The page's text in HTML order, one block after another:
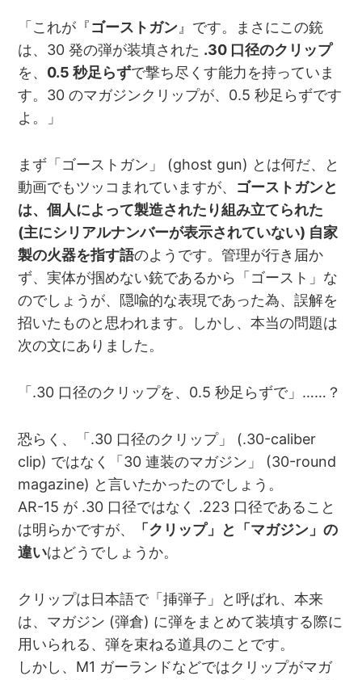
「これが『ゴーストガン』です。まさにこの銃
は、30 発の弾が装填された .30 口径のクリップ
を、 0.5 秒足らずで撃ち尽くす能力を持っていま
す。30 のマガジンクリップが、0.5 秒足らずです
よ。」
まず「ゴーストガン」 (ghost gun) とは何だ、と
動画でもツッコまれていますが、 ゴーストガンと
は、個人によって製造されたり組み立てられた
(主にシリアルナンバーが表示されていない) 自家
製の火器を指す語のようです。管理が行き届か
ず、実体が掴めない銃であるから「ゴースト」な
のでしょうが、隠喩的な表現であった為、誤解を
招いたものと思われます。しかし、本当の問題は
次の文にありました。
「.30 口径のクリップを、0.5 秒足らずで」……？
恐らく、「.30 口径のクリップ」 (.30-caliber
clip) ではなく「30 連装のマガジン」 (30-round
magazine) と言いたかったのでしょう。
AR-15 が .30 口径ではなく .223 口径であること
は明らかですが、
「クリップ」と「マガジン」の
違いはどうでしょうか。
クリップは日本語で「挿弾子」と呼ばれ、本来
は、マガジン (弾倉) に弾をまとめて装填する際に
用いられる、弾を束ねる道具のことです。
しかし、M1 ガーランドなどではクリップがマガ